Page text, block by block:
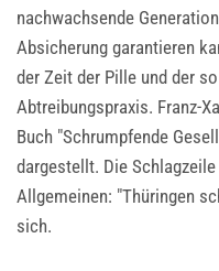
nachwachsende
Absicherung garantieren
der Zeit der Pille und der
Abtreibungspraxis. Franz-
Buch "Schrumpfende
dargestellt. Die
Allgemeinen: "Thüringen
sich.